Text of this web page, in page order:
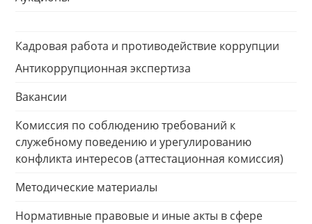
Кадровая работа и противодействие коррупции
Антикоррупционная экспертиза
Вакансии
Комиссия по соблюдению требований к
служебному поведению и урегулированию
конфликта интересов (аттестационная комиссия)
Методические материалы
Нормативные правовые и иные акты в сфере